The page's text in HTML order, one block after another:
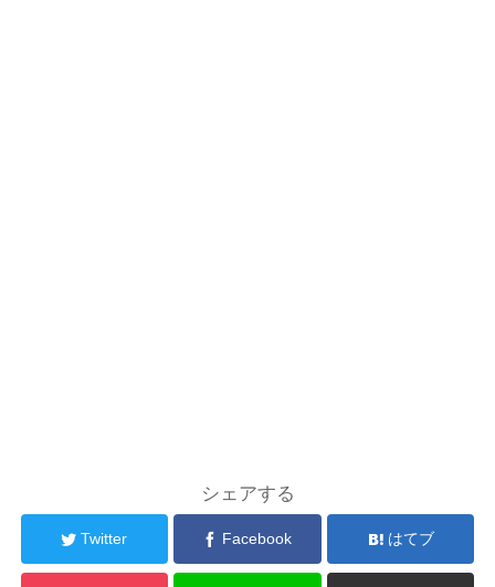
シェアする
Twitter Facebook はてブ